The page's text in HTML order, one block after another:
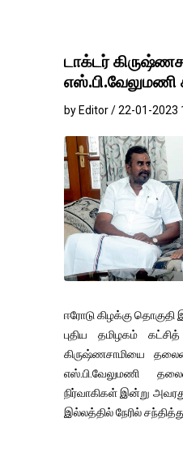
டாக்டர்
எஸ்.பி.வேலுமணி
by Editor / 22-01-2023
ஈரோடு கிழக்கு
புதிய தமிழகம்
கிருஷ்ணசாமியை
எஸ்.பி.வேலுமணி
நிர்வாகிகள் இன்று
இல்லத்தில் நேரில்